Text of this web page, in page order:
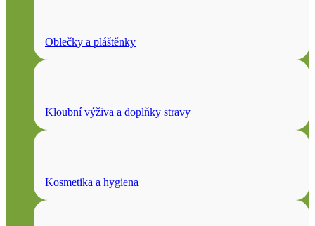
Oblečky a pláštěnky
Kloubní výživa a doplňky stravy
Kosmetika a hygiena